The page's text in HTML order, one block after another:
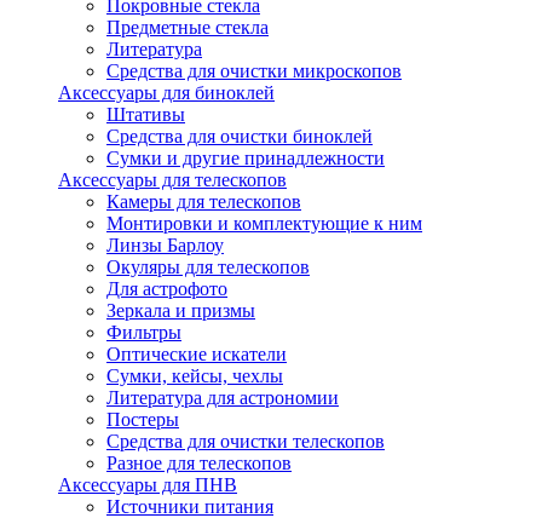
Покровные стекла
Предметные стекла
Литература
Средства для очистки микроскопов
Аксессуары для биноклей
Штативы
Средства для очистки биноклей
Сумки и другие принадлежности
Аксессуары для телескопов
Камеры для телескопов
Монтировки и комплектующие к ним
Линзы Барлоу
Окуляры для телескопов
Для астрофото
Зеркала и призмы
Фильтры
Оптические искатели
Сумки, кейсы, чехлы
Литература для астрономии
Постеры
Средства для очистки телескопов
Разное для телескопов
Аксессуары для ПНВ
Источники питания